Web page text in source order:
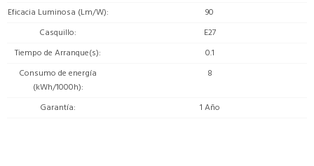
Eficacia Luminosa (Lm/W)
90
Casquillo
E27
Tiempo de Arranque(s)
0.1
Consumo de energía
(kWh/1000h)
8
Garantía 1 Año